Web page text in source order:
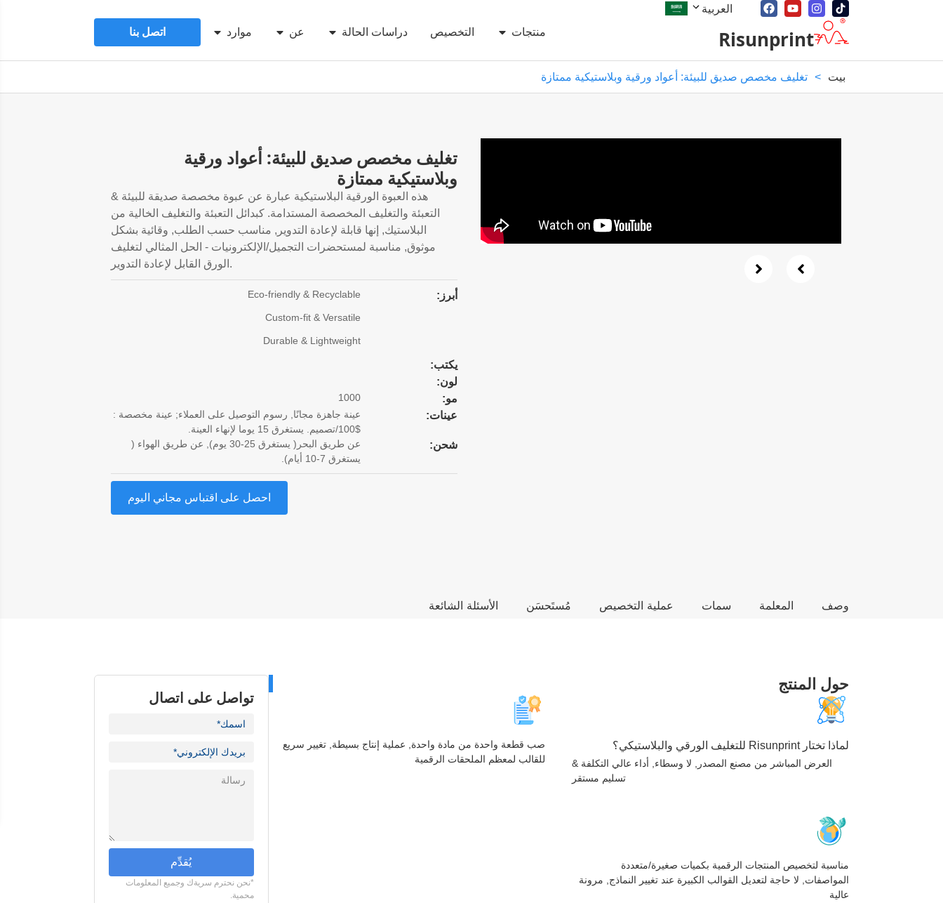
العربية
Risunprint منتجات التخصيص دراسات الحالة عن موارد اتصل بنا
بيت > تغليف مخصص صديق للبيئة: أعواد ورقية وبلاستيكية ممتازة
تغليف مخصص صديق للبيئة: أعواد ورقية
وبلاستيكية ممتازة
هذه العبوة الورقية البلاستيكية عبارة عن عبوة مخصصة صديقة للبيئة &
التعبئة والتغليف المخصصة المستدامة. كبدائل التعبئة والتغليف الخالية من
البلاستيك, إنها قابلة لإعادة التدوير, مناسب حسب الطلب, وقائية بشكل
موثوق, مناسبة لمستحضرات التجميل/الإلكترونيات - الحل المثالي لتغليف
الورق القابل لإعادة التدوير.
أبرز: Eco-friendly & Recyclable
Custom-fit & Versatile
Durable & Lightweight
يكتب:
لون:
مو:
1000
عينات:
عينة جاهزة مجانًا, رسوم التوصيل على العملاء; عينة مخصصة :
$100/تصميم. يستغرق 15 يوما لإنهاء العينة.
شحن:
عن طريق البحر( يستغرق 25-30 يوم), عن طريق الهواء (
يستغرق 7-10 أيام).
احصل على اقتباس مجاني اليوم
وصف المعلمة سمات عملية التخصيص مُستَحسَن الأسئلة الشائعة
حول المنتج
لماذا تختار Risunprint للتغليف الورقي والبلاستيكي؟
العرض المباشر من مصنع المصدر, لا وسطاء, أداء عالي التكلفة &
تسليم مستقر
صب قطعة واحدة من مادة واحدة, عملية إنتاج بسيطة, تغيير سريع
للقالب لمعظم الملحقات الرقمية
مناسبة لتخصيص المنتجات الرقمية بكميات صغيرة/متعددة
المواصفات, لا حاجة لتعديل القوالب الكبيرة عند تغيير النماذج, مرونة
عالية
تواصل على اتصال
يُقدِّم
*نحن نحترم سريةك وجميع المعلومات
محمية.